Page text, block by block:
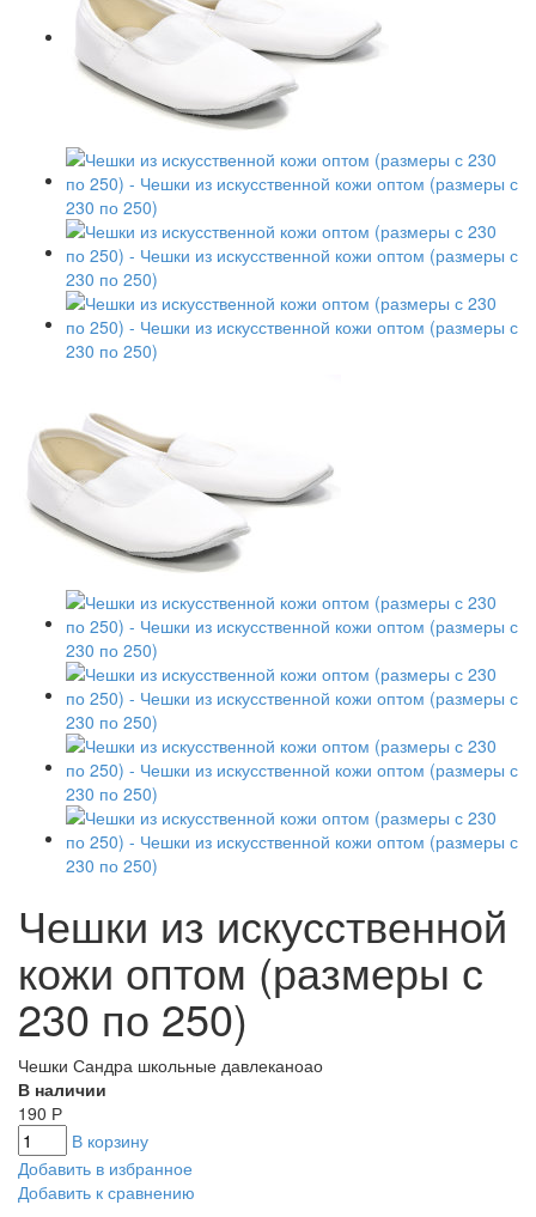
Чешки из искусственной
кожи оптом (размеры с
230 по 250)
Чешки Сандра школьные давлеканоао
В наличии
190 Р
В корзину
Добавить в избранное
Добавить к сравнению